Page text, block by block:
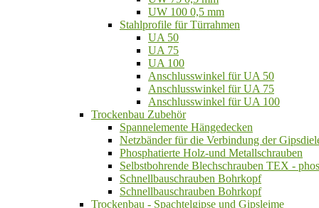
UW 100 0,5 mm
Stahlprofile für Türrahmen
UA 50
UA 75
UA 100
Anschlusswinkel für UA 50
Anschlusswinkel für UA 75
Anschlusswinkel für UA 100
Trockenbau Zubehör
Spannelemente Hängedecken
Netzbänder für die Verbindung der
Phosphatierte Holz-und Metallschrauben
Selbstbohrende Blechschrauben TEX -
Schnellbauschrauben Bohrkopf
Schnellbauschrauben Bohrkopf
Trockenbau - Spachtelgipse und Gipsleime